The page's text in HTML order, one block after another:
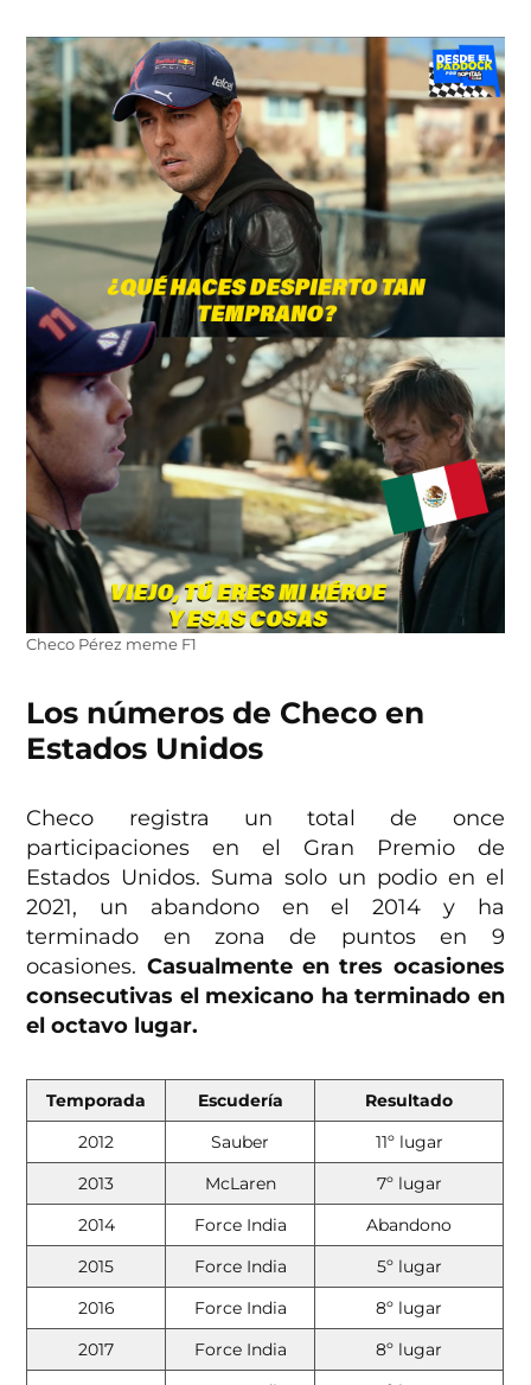
Checo Pérez meme F1
Los números de Checo en
Estados Unidos
Checo registra un total de once
participaciones en el Gran Premio de
Estados Unidos. Suma solo un podio en el
2021, un abandono en el 2014 y ha
terminado en zona de puntos en 9
ocasiones. Casualmente en tres ocasiones
consecutivas el mexicano ha terminado en
el octavo lugar.
Temporada Escudería
Resultado
2012
Sauber
11º lugar
2013
McLaren
7º lugar
2014
Force India
Abandono
2015
Force India
5º lugar
2016
Force India
8º lugar
2017
Force India
8º lugar